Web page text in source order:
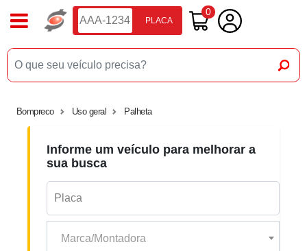
PLACA
0
Bompreco Uso geral Palheta
Informe um veículo para melhorar a
sua busca
Marca/Montadora